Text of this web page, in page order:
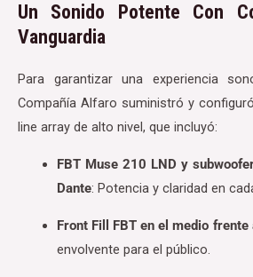
Un Sonido Potente Con
Vanguardia
Para garantizar una experiencia
Compañía Alfaro suministró y
line array de alto nivel, que incluyó:
FBT Muse 210 LND y
Dante: Potencia y claridad en
Front Fill FBT en el medio
envolvente para el público.